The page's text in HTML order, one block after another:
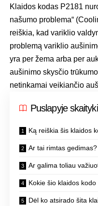
Klaidos kodas P2181
našumo problema“
reiškia, kad variklio
problemą variklio
yra per žema arba per
aušinimo skysčio
netinkamai veikiančio
Puslapyje
Ką reiškia šis klaidos
Ar tai rimtas gedimas?
Ar galima toliau
Kokie šio klaidos
Dėl ko atsirado šita